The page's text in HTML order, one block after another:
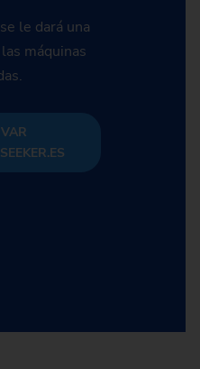
le dará una
máquinas